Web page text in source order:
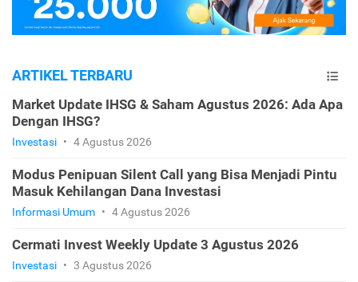
ARTIKEL TERBARU
Market Update IHSG & Saham Agustus 2026: Ada Apa
Dengan IHSG?
Investasi • 4 Agustus 2026
Modus Penipuan Silent Call yang Bisa Menjadi Pintu
Masuk Kehilangan Dana Investasi
Informasi Umum • 4 Agustus 2026
Cermati Invest Weekly Update 3 Agustus 2026
Investasi • 3 Agustus 2026